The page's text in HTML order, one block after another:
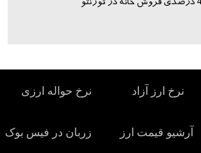
نرخ ارز آزاد نرخ حواله ارزی
آرشیو قیمت ارز زربان در فیس بوک